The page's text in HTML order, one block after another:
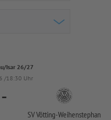
Isar 26/27
/18:30 Uhr
-
SV Vötting-Weihenstephan